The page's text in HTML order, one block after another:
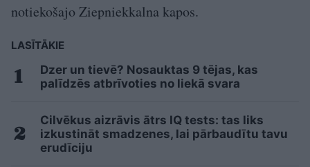
notiekošajo Ziepniekkalna kapos.
LASĪTĀKIE
Dzer un tievē? Nosauktas 9 tējas, kas
palīdzēs atbrīvoties no liekā svara
Cilvēkus aizrāvis ātrs IQ tests: tas liks
izkustināt smadzenes, lai pārbaudītu tavu
erudīciju